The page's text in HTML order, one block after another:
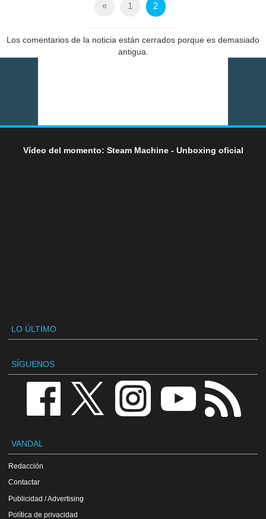
« 1 2
Los comentarios de la noticia están cerrados porque es demasiado
antigua.
Vídeo del momento: Steam Machine - Unboxing oficial
LO ÚLTIMO
SÍGUENOS
VANDAL
Redacción
Contactar
Publicidad / Advertising
Política de privacidad